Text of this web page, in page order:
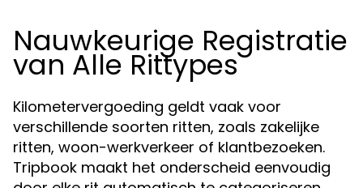
Nauwkeurige Registratie
van Alle Rittypes
Kilometervergoeding geldt vaak voor
verschillende soorten ritten, zoals zakelijke
ritten, woon-werkverkeer of klantbezoeken.
Tripbook maakt het onderscheid eenvoudig